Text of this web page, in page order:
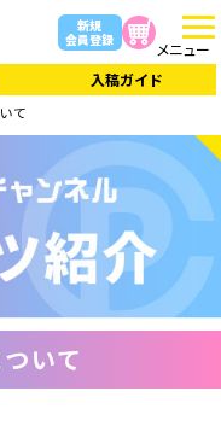
新規
会員登録
メニュー
入稿ガイド
て
いて